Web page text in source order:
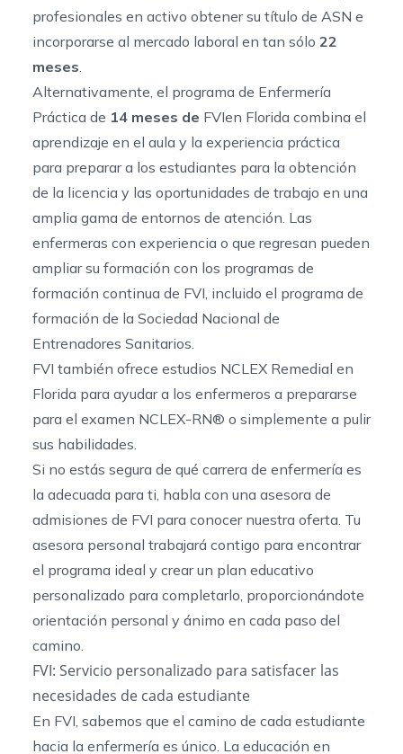
profesionales en activo obtener su título de ASN e
incorporarse al mercado laboral en tan sólo 22
meses.
Alternativamente, el programa de Enfermería
Práctica de 14 meses de FVIen Florida combina el
aprendizaje en el aula y la experiencia práctica
para preparar a los estudiantes para la obtención
de la licencia y las oportunidades de trabajo en una
amplia gama de entornos de atención. Las
enfermeras con experiencia o que regresan pueden
ampliar su formación con los programas de
formación continua de FVI, incluido el programa de
formación de la Sociedad Nacional de
Entrenadores Sanitarios.
FVI también ofrece estudios NCLEX Remedial en
Florida para ayudar a los enfermeros a prepararse
para el examen NCLEX-RN® o simplemente a pulir
sus habilidades.
Si no estás segura de qué carrera de enfermería es
la adecuada para ti, habla con una asesora de
admisiones de FVI para conocer nuestra oferta. Tu
asesora personal trabajará contigo para encontrar
el programa ideal y crear un plan educativo
personalizado para completarlo, proporcionándote
orientación personal y ánimo en cada paso del
camino.
FVI: Servicio personalizado para satisfacer las
necesidades de cada estudiante
En FVI, sabemos que el camino de cada estudiante
hacia la enfermería es único. La educación en